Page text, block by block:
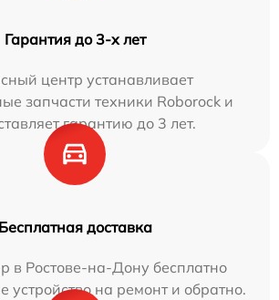
Гарантия до 3-х лет
центр устанавливает
запчасти техники Roborock и
гарантию до 3 лет.
Бесплатная доставка
в Ростове-на-Дону бесплатно
устройство на ремонт и обратно.